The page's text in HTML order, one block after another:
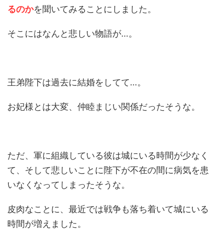
るのかを聞いてみることにしました。
そこにはなんと悲しい物語が…。
王弟陛下は過去に結婚をしてて…。
お妃様とは大変、仲睦まじい関係だったそうな。
ただ、軍に組織している彼は城にいる時間が少なく
て、そして悲しいことに陛下が不在の間に病気を患
いなくなってしまったそうな。
皮肉なことに、最近では戦争も落ち着いて城にいる
時間が増えました。